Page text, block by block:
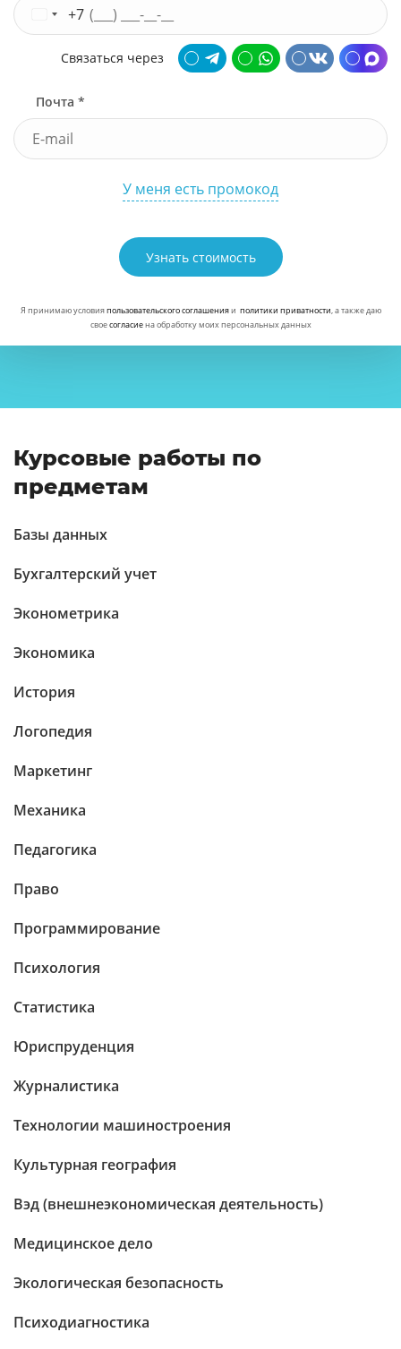
+7
Связаться через
Почта *
У меня есть промокод
Узнать стоимость
Я принимаю условияпользовательского соглашенияи политики приватности, а также даю
своесогласиена обработку моих персональных данных
Курсовые работы по
предметам
Базы данных
Бухгалтерский учет
Эконометрика
Экономика
История
Логопедия
Маркетинг
Механика
Педагогика
Право
Программирование
Психология
Статистика
Юриспруденция
Журналистика
Технологии машиностроения
Культурная география
Вэд (внешнеэкономическая деятельность)
Медицинское дело
Экологическая безопасность
Психодиагностика